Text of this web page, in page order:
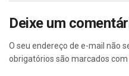
Deixe um
O seu endereço de e-mail não
obrigatórios são marcados com